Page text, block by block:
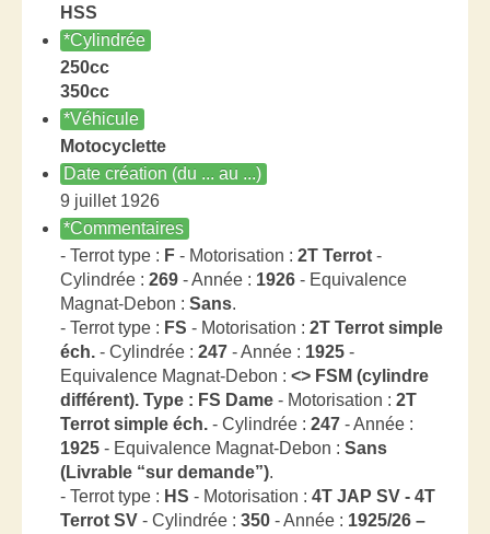
HSS
*Cylindrée
250cc
350cc
*Véhicule
Motocyclette
Date création (du ... au ...)
9 juillet 1926
*Commentaires
- Terrot type : F - Motorisation : 2T Terrot -
Cylindrée : 269 - Année : 1926 - Equivalence
Magnat-Debon : Sans.
- Terrot type : FS - Motorisation : 2T Terrot simple
éch. - Cylindrée : 247 - Année : 1925 -
Equivalence Magnat-Debon : <> FSM (cylindre
différent). Type : FS Dame - Motorisation : 2T
Terrot simple éch. - Cylindrée : 247 - Année :
1925 - Equivalence Magnat-Debon : Sans
(Livrable “sur demande”).
- Terrot type : HS - Motorisation : 4T JAP SV - 4T
Terrot SV - Cylindrée : 350 - Année : 1925/26 –